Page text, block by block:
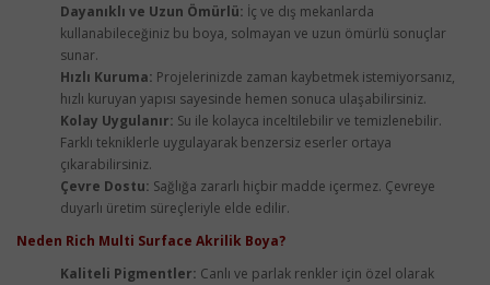
Dayanıklı ve Uzun Ömürlü: İç ve dış mekanlarda
kullanabileceğiniz bu boya, solmayan ve uzun ömürlü sonuçlar
sunar.
Hızlı Kuruma: Projelerinizde zaman kaybetmek istemiyorsanız,
hızlı kuruyan yapısı sayesinde hemen sonuca ulaşabilirsiniz.
Kolay Uygulanır: Su ile kolayca inceltilebilir ve temizlenebilir.
Farklı tekniklerle uygulayarak benzersiz eserler ortaya
çıkarabilirsiniz.
Çevre Dostu: Sağlığa zararlı hiçbir madde içermez. Çevreye
duyarlı üretim süreçleriyle elde edilir.
Neden Rich Multi Surface Akrilik Boya?
Kaliteli Pigmentler: Canlı ve parlak renkler için özel olarak